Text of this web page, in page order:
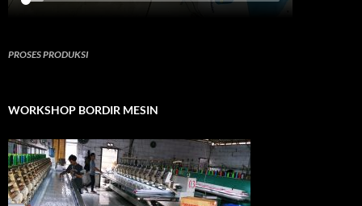
PROSES PRODUKSI
WORKSHOP BORDIR MESIN